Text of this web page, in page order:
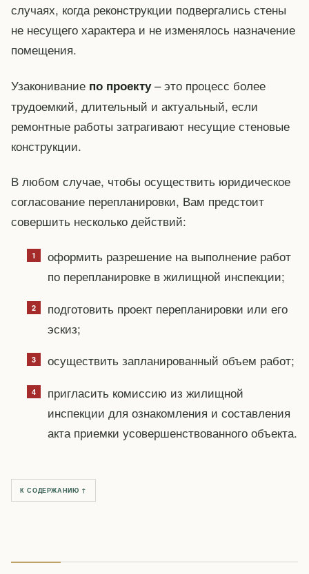
случаях, когда реконструкции подвергались стены
не несущего характера и не изменялось назначение
помещения.
Узаконивание по проекту– это процесс более
трудоемкий, длительный и актуальный, если
ремонтные работы затрагивают несущие стеновые
конструкции.
В любом случае, чтобы осуществить юридическое
согласование перепланировки, Вам предстоит
совершить несколько действий:
оформить разрешение на выполнение работ
по перепланировке в жилищной инспекции;
подготовить проект перепланировки или его
эскиз;
осуществить запланированный объем работ;
пригласить комиссию из жилищной
инспекции для ознакомления и составления
акта приемки усовершенствованного объекта.
К СОДЕРЖАНИЮ ↑